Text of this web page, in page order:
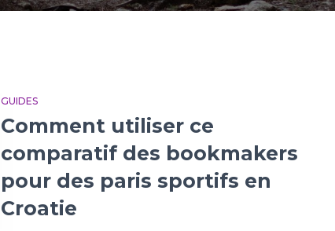
GUIDES
Comment utiliser ce
comparatif des bookmakers
pour des paris sportifs en
Croatie